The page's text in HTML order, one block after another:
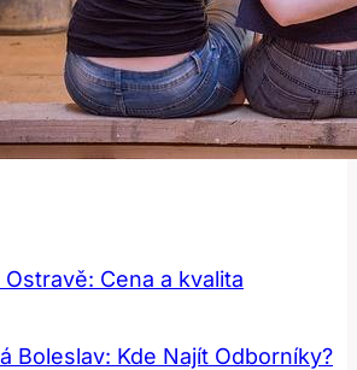
Cena a kvalita
Boleslav: Kde Najít Odborníky?